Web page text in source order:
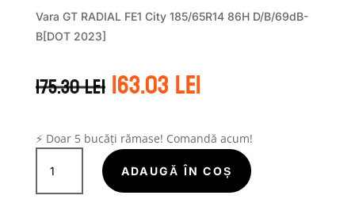
Vara GT RADIAL FE1 City 185/65R14 86H D/B/69dB-
B[DOT 2023]
175.30lei Prețul
inițial
fost:
175.30 lei.
163.03leiPrețul
curent
163.03 lei.
⚡ Doar 5 bucăți rămase! Comandă acum!
Cantitate
Radial
ADAUGĂ ÎN COȘ